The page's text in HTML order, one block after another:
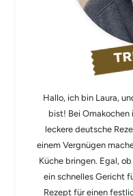
Hallo, ich bin Laura,
bist! Bei Omakochen
leckere deutsche
einem Vergnügen
Küche bringen. Egal,
ein schnelles Gericht
Rezept für einen